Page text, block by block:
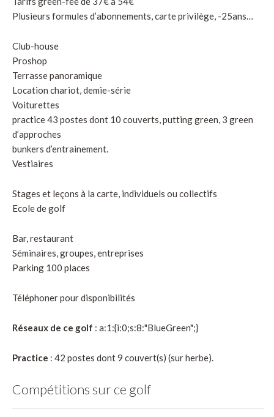
Plusieurs formules d’abonnements, carte privilège, -25ans…
Club-house
Proshop
Terrasse panoramique
Location chariot, demie-série
Voiturettes
practice 43 postes dont 10 couverts, putting green, 3 green
d’approches
bunkers d’entrainement.
Vestiaires
Stages et leçons à la carte, individuels ou collectifs
Ecole de golf
Bar, restaurant
Séminaires, groupes, entreprises
Parking 100 places
Téléphoner pour disponibilités
Réseaux de ce golf : a:1:{i:0;s:8:"BlueGreen";}
Practice : 42 postes dont 9 couvert(s) (sur herbe).
Compétitions sur ce golf